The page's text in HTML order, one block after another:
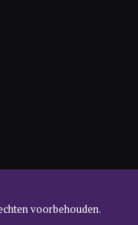
voorbehouden.